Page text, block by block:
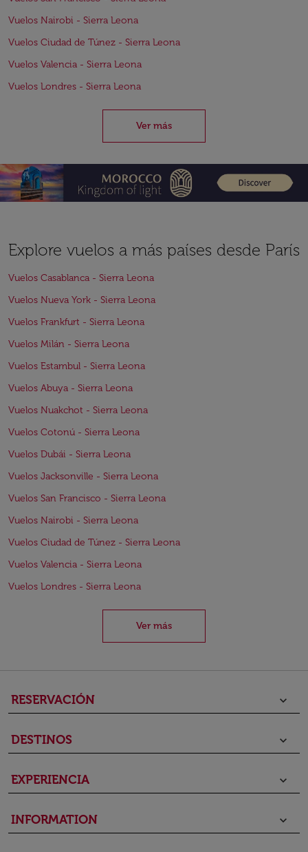
Vuelos Nairobi - Sierra Leona
Vuelos Ciudad de Túnez - Sierra Leona
Vuelos Valencia - Sierra Leona
Vuelos Londres - Sierra Leona
Ver más
Explore vuelos a más países desde París
Vuelos Casablanca - Sierra Leona
Vuelos Nueva York - Sierra Leona
Vuelos Frankfurt - Sierra Leona
Vuelos Milán - Sierra Leona
Vuelos Estambul - Sierra Leona
Vuelos Abuya - Sierra Leona
Vuelos Nuakchot - Sierra Leona
Vuelos Cotonú - Sierra Leona
Vuelos Dubái - Sierra Leona
Vuelos Jacksonville - Sierra Leona
Vuelos San Francisco - Sierra Leona
Vuelos Nairobi - Sierra Leona
Vuelos Ciudad de Túnez - Sierra Leona
Vuelos Valencia - Sierra Leona
Vuelos Londres - Sierra Leona
Ver más
RESERVACIÓN keyboard_arrow_down
DESTINOS keyboard_arrow_down
EXPERIENCIA keyboard_arrow_down
INFORMATION keyboard_arrow_down